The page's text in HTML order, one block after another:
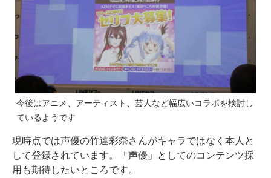
今後はアニメ、アーティスト、芸人など幅広いコラボを検討し
ているようです
現時点では声優の竹達彩奈さんがキャラではなく本人と
して登録されています。「声優」としてのコンテンツ採
用も期待したいところです。